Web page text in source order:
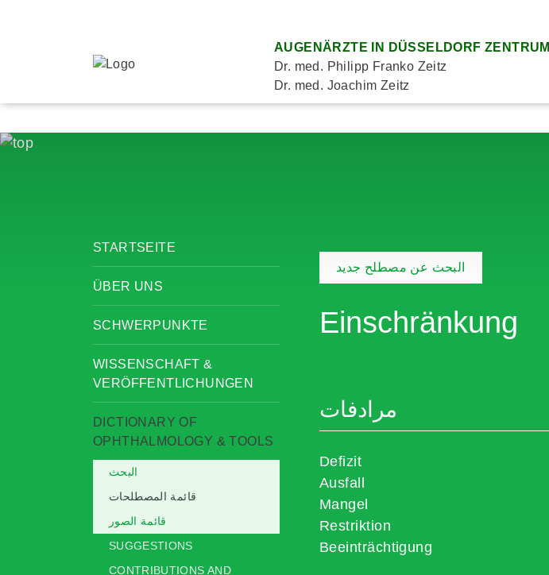
AUGENÄRZTE IN DÜSSELDORF ZENTRUM
Dr. med. Philipp Franko Zeitz
Dr. med. Joachim Zeitz
STARTSEITE
ÜBER UNS
SCHWERPUNKTE
WISSENSCHAFT &
VERÖFFENTLICHUNGEN
DICTIONARY OF
OPHTHALMOLOGY & TOOLS
البحث
قائمة المصطلحات
قائمة الصور
SUGGESTIONS
CONTRIBUTIONS AND
البحث عن مصطلح جديد
Einschränkung
مرادفات
Defizit
Ausfall
Mangel
Restriktion
Beeinträchtigung